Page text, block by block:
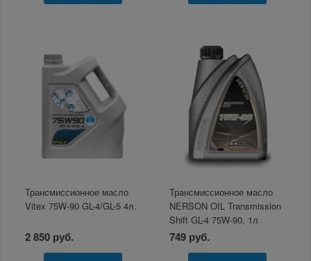
Трансмиссионное масло
Vitex 75W-90 GL-4/GL-5 4л.
2 850 руб.
Трансмиссионное масло
NERSON OIL Transmission
Shift GL-4 75W-90, 1л
749 руб.